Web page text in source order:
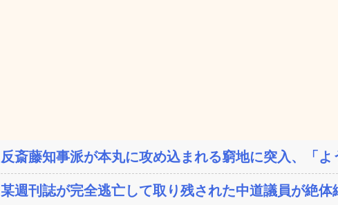
反斎藤知事派が本丸に攻め込まれる窮地に突入、「
某週刊誌が完全逃亡して取り残された中道議員が絶